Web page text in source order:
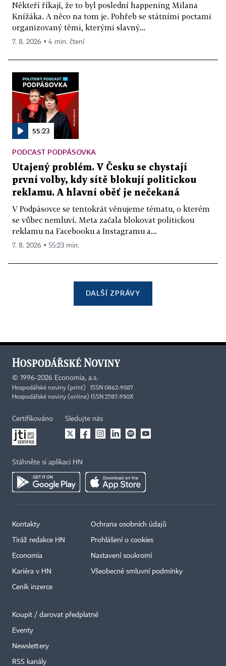
Někteří říkají, že to byl poslední happening Milana
Knížáka. A něco na tom je. Pohřeb se státními poctami
organizovaný těmi, kterými slavný...
7. 8. 2026 ▪ 4 min. čtení
55:23
PODCAST PODPÁSOVKA
Utajený problém. V Česku se chystají
první volby, kdy sítě blokují politickou
reklamu. A hlavní oběť je nečekaná
V Podpásovce se tentokrát věnujeme tématu, o kterém
se vůbec nemluví. Meta začala blokovat politickou
reklamu na Facebooku a Instagramu a...
7. 8. 2026 ▪ 55:23 min.
DALŠÍ ZPRÁVY
© 1996-2026 Economia, a.s.
Hospodářské noviny (print) ISSN 0862-9587
Hospodářské noviny (online) ISSN 2787-950X
Certifikováno Sledujte nás
Stáhněte si aplikaci HN
Kontakty
Tiráž redakce HN
Economia
Kariéra v HN
Ceník inzerce
Ochrana osobních údajů
Prohlášení o cookies
Nastavení soukromí
Všeobecné smluvní podmínky
Koupit / darovat předplatné
Eventy
Newslettery
RSS kanály